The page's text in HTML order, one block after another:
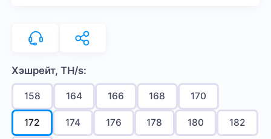
Хэшрейт, TH/s:
158 164 166 168 170
172 174 176 178 180 182